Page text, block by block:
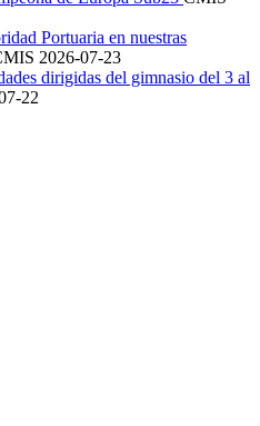
Portuaria en nuestras
2026-07-23
dirigidas del gimnasio del 3 al
22